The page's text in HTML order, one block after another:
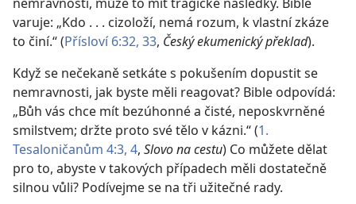
varuje: „Kdo . . . cizoloží, nemá rozum, k vlastní zkáze
to činí.“ (Přísloví 6:32, 33, Český ekumenický překlad).
Když se nečekaně setkáte s pokušením dopustit se
nemravnosti, jak byste měli reagovat? Bible odpovídá:
„Bůh vás chce mít bezúhonné a čisté, neposkvrněné
smilstvem; držte proto své tělo v kázni.“ (1.
Tesaloničanům 4:3, 4, Slovo na cestu) Co můžete dělat
pro to, abyste v takových případech měli dostatečně
silnou vůli? Podívejme se na tři užitečné rady.